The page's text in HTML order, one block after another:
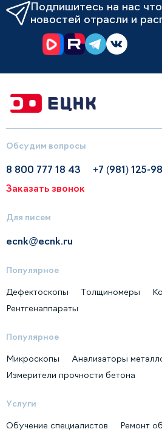
Подпишитесь на нас
новостей отрасли и
Обсудим вопросы
8 800 777 18 43
+7 (981) 125-
Заказать звонок
Для писем
ecnk@ecnk.ru
Популярное
Дефектоскопы Толщиномеры
Рентгенаппараты
Популярное
Микроскопы
Анализаторы
Измерители прочности бетона
Услуги
Обучение специалистов
Ремонт